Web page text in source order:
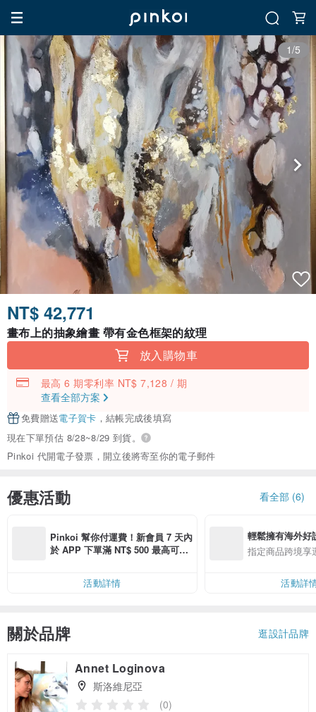
1/5
NT$ 42,771
畫布上的抽象繪畫 帶有金色框架的紋理
放入購物車
最高 6 期零利率 NT$ 7,128 / 期
查看全部方案
免費贈送電子賀卡 ，結帳完成後填寫
現在下單預估 8/28~8/29 到貨。
Pinkoi 代開電子發票，開立後將寄至你的電子郵件
優惠活動 看全部 (6)
Pinkoi 幫你付運費！新會員 7 天內
於 APP 下單滿 NT$ 500 最高可折
活動詳情
輕鬆擁有海外好
指定商品跨境享
活動詳
關於品牌 逛設計品牌
Annet Loginova
斯洛維尼亞
(0)